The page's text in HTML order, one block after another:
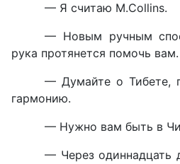
— Я считаю M.Collins.
— Новым ручным
рука протянется помочь вам.
— Думайте о Тибете,
гармонию.
— Нужно вам быть в
— Через одиннадцать